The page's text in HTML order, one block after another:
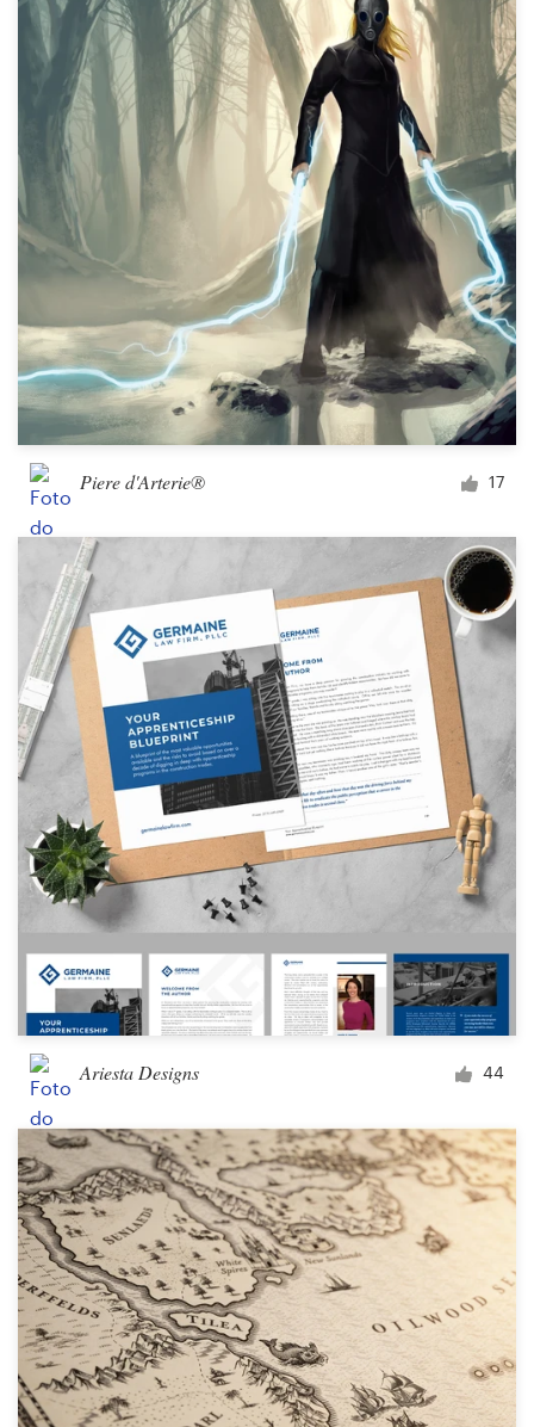
Piere d'Arterie® 17
Ariesta Designs 44